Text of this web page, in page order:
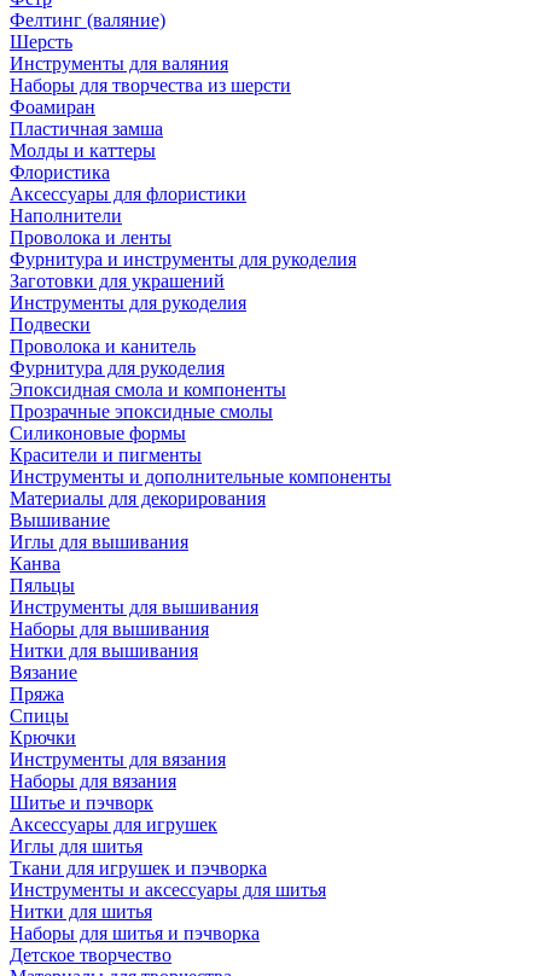
Фелтинг (валяние)
Шерсть
Инструменты для валяния
Наборы для творчества из шерсти
Фоамиран
Пластичная замша
Молды и каттеры
Флористика
Аксессуары для флористики
Наполнители
Проволока и ленты
Фурнитура и инструменты для рукоделия
Заготовки для украшений
Инструменты для рукоделия
Подвески
Проволока и канитель
Фурнитура для рукоделия
Эпоксидная смола и компоненты
Прозрачные эпоксидные смолы
Силиконовые формы
Красители и пигменты
Инструменты и дополнительные компоненты
Материалы для декорирования
Вышивание
Иглы для вышивания
Канва
Пяльцы
Инструменты для вышивания
Наборы для вышивания
Нитки для вышивания
Вязание
Пряжа
Спицы
Крючки
Инструменты для вязания
Наборы для вязания
Шитье и пэчворк
Аксессуары для игрушек
Иглы для шитья
Ткани для игрушек и пэчворка
Инструменты и аксессуары для шитья
Нитки для шитья
Наборы для шитья и пэчворка
Детское творчество